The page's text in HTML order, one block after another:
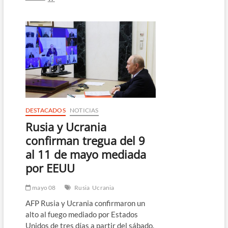
es
pronto
para
hablar
de
“detalles”
sobre
el
fin
de
la
guerra
de
Ucrania
DESTACADOS NOTICIAS
Rusia y Ucrania
confirman tregua del 9
al 11 de mayo mediada
por EEUU
mayo 08 Rusia Ucrania
AFP Rusia y Ucrania confirmaron un
alto al fuego mediado por Estados
Unidos de tres días a partir del sábado,